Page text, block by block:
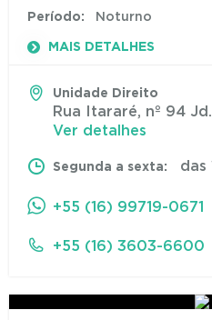
Período: Noturno
MAIS DETALHES
Unidade Direito
Rua Itararé, nº 94
Ver detalhes
Segunda a sexta: das
+55 (16) 99719-0671
+55 (16) 3603-6600